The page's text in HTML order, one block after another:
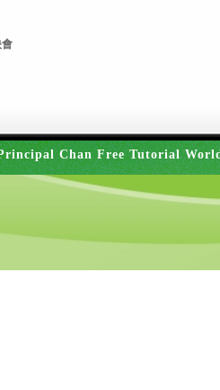
會
Chan Free Tutorial